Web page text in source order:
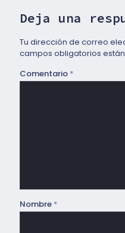
Deja una
Tu dirección de correo
campos obligatorios
Comentario *
Nombre *